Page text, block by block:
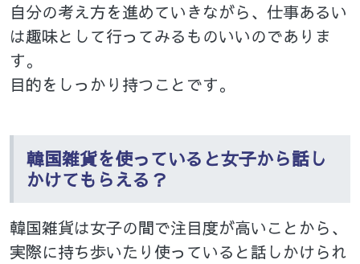
自分の考え方を進めていきながら、仕事あるい
は趣味として行ってみるものいいのでありま
す。
目的をしっかり持つことです。
韓国雑貨を使っていると女子から話し
かけてもらえる？
韓国雑貨は女子の間で注目度が高いことから、
実際に持ち歩いたり使っていると話しかけられ